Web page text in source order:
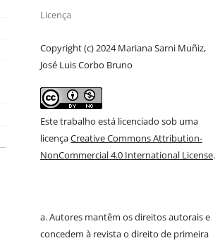
Licença
Copyright (c) 2024 Mariana Sarni Muñiz,
José Luis Corbo Bruno
Este trabalho está licenciado sob uma
licençaCreative Commons Attribution-
NonCommercial 4.0 International License.
a. Autores mantêm os direitos autorais e
concedem à revista o direito de primeira